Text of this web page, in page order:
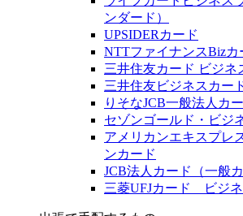
ンダード）
UPSIDERカード
NTTファイナンスBizカ
三井住友カード ビジネ
三井住友ビジネスカー
りそなJCB一般法人カ
セゾンゴールド・ビジ
アメリカンエキスプレ
ンカード
JCB法人カード（一般カ
三菱UFJカード ビジ